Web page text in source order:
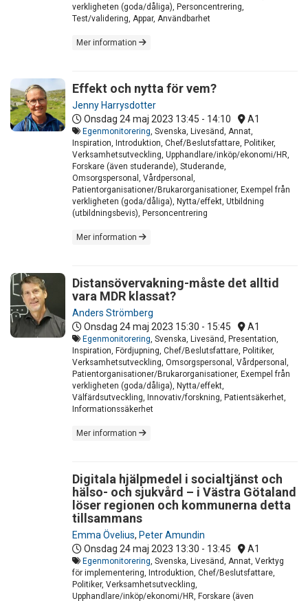
verkligheten (goda/dåliga), Personcentrering,
Test/validering, Appar, Användbarhet
Mer information
Effekt och nytta för vem?
Jenny Harrysdotter
Onsdag 24 maj 2023 13:45 - 14:10 A1
Egenmonitorering , Svenska, Livesänd, Annat,
Inspiration, Introduktion, Chef/Beslutsfattare, Politiker,
Verksamhetsutveckling, Upphandlare/inköp/ekonomi/HR,
Forskare (även studerande), Studerande,
Omsorgspersonal, Vårdpersonal,
Patientorganisationer/Brukarorganisationer, Exempel från
verkligheten (goda/dåliga), Nytta/effekt, Utbildning
(utbildningsbevis), Personcentrering
Mer information
Distansövervakning-måste det alltid
vara MDR klassat?
Anders Strömberg
Onsdag 24 maj 2023 15:30 - 15:45 A1
Egenmonitorering , Svenska, Livesänd, Presentation,
Inspiration, Fördjupning, Chef/Beslutsfattare, Politiker,
Verksamhetsutveckling, Omsorgspersonal, Vårdpersonal,
Patientorganisationer/Brukarorganisationer, Exempel från
verkligheten (goda/dåliga), Nytta/effekt,
Välfärdsutveckling, Innovativ/forskning, Patientsäkerhet,
Informationssäkerhet
Mer information
Digitala hjälpmedel i socialtjänst och
hälso- och sjukvård – i Västra Götaland
löser regionen och kommunerna detta
tillsammans
Emma Övelius, Peter Amundin
Onsdag 24 maj 2023 13:30 - 13:45 A1
Egenmonitorering , Svenska, Livesänd, Annat, Verktyg
för implementering, Introduktion, Chef/Beslutsfattare,
Politiker, Verksamhetsutveckling,
Upphandlare/inköp/ekonomi/HR, Forskare (även